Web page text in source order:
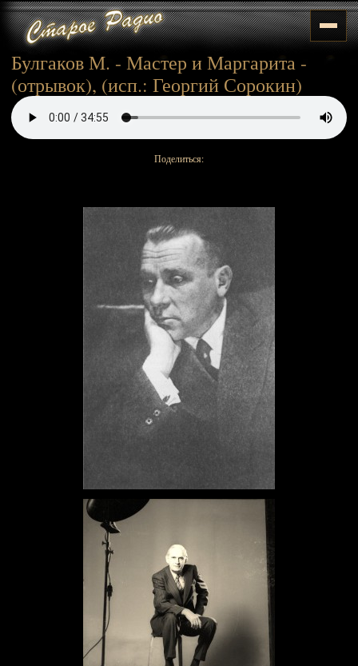
Булгаков М. - Мастер и Маргарита -
(отрывок), (исп.: Георгий Сорокин)
Поделиться: